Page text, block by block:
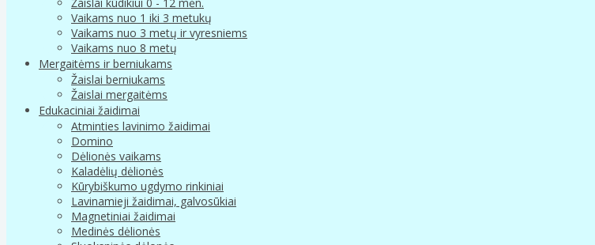
Vaikams nuo 1 iki 3 metukų
Vaikams nuo 3 metų ir vyresniems
Vaikams nuo 8 metų
Mergaitėms ir berniukams
Žaislai berniukams
Žaislai mergaitėms
Edukaciniai žaidimai
Atminties lavinimo žaidimai
Domino
Dėlionės vaikams
Kaladėlių dėlionės
Kūrybiškumo ugdymo rinkiniai
Lavinamieji žaidimai, galvosūkiai
Magnetiniai žaidimai
Medinės dėlionės